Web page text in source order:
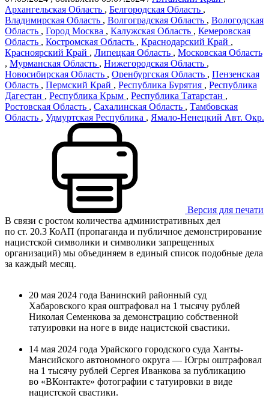
Архангельская Область , Белгородская Область ,
Владимирская Область , Волгоградская Область , Вологодская
Область , Город Москва , Калужская Область , Кемеровская
Область , Костромская Область , Краснодарский Край ,
Красноярский Край , Липецкая Область , Московская Область
, Мурманская Область , Нижегородская Область ,
Новосибирская Область , Оренбургская Область , Пензенская
Область , Пермский Край , Республика Бурятия , Республика
Дагестан , Республика Крым , Республика Татарстан ,
Ростовская Область , Сахалинская Область , Тамбовская
Область , Удмуртская Республика , Ямало-Ненецкий Авт. Окр.
Версия для печати
В связи с ростом количества административных дел
по ст. 20.3 КоАП (пропаганда и публичное демонстрирование
нацистской символики и символики запрещенных
организаций) мы объединяем в единый список подобные дела
за каждый месяц.
20 мая 2024 года Ванинский районный суд
Хабаровского края оштрафовал на 1 тысячу рублей
Николая Семенкова за демонстрацию собственной
татуировки на ноге в виде нацистской свастики.
14 мая 2024 года Урайского городского суда Ханты-
Мансийского автономного округа — Югры оштрафовал
на 1 тысячу рублей Сергея Иванкова за публикацию
во «ВКонтакте» фотографии с татуировки в виде
нацистской свастики.